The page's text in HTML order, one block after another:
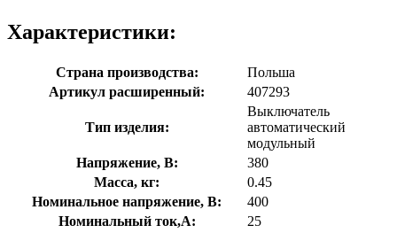
Характеристики:
Страна производства:
Польша
Артикул расширенный:
407293
Тип изделия:
Выключатель
автоматический
модульный
Напряжение, В:
380
Масса, кг:
0.45
Номинальное напряжение, В:
400
Номинальный ток,А:
25